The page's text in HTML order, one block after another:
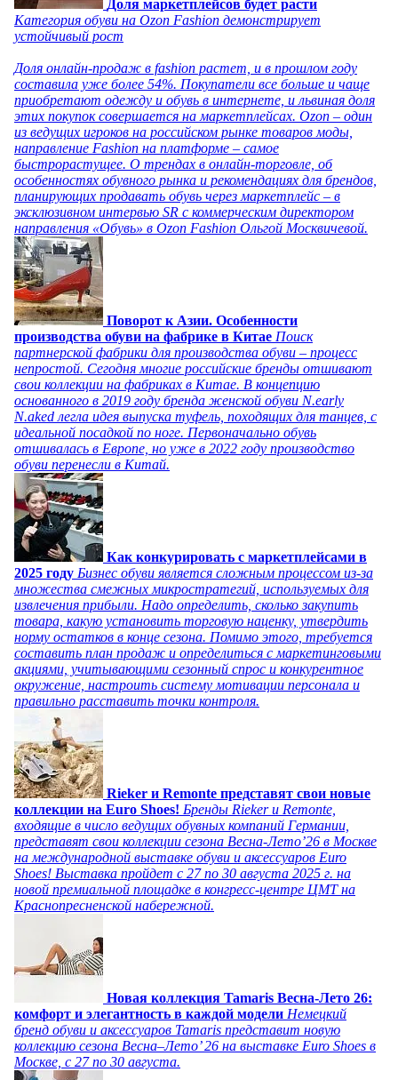
Доля маркетплейсов будет расти
Категория обуви на Ozon Fashion демонстрирует
устойчивый рост
Доля онлайн-продаж в fashion растет, и в прошлом году
составила уже более 54%. Покупатели все больше и чаще
приобретают одежду и обувь в интернете, и львиная доля
этих покупок совершается на маркетплейсах. Ozon – один
из ведущих игроков на российском рынке товаров моды,
направление Fashion на платформе – самое
быстрорастущее. О трендах в онлайн-торговле, об
особенностях обувного рынка и рекомендациях для брендов,
планирующих продавать обувь через маркетплейс – в
эксклюзивном интервью SR с коммерческим директором
направления «Обувь» в Ozon Fashion Ольгой Москвичевой.
Поворот к Азии. Особенности
производства обуви на фабрике в Китае Поиск
партнерской фабрики для производства обуви – процесс
непростой. Сегодня многие российские бренды отшивают
свои коллекции на фабриках в Китае. В концепцию
основанного в 2019 году бренда женской обуви N.early
N.aked легла идея выпуска туфель, походящих для танцев, с
идеальной посадкой по ноге. Первоначально обувь
отшивалась в Европе, но уже в 2022 году производство
обуви перенесли в Китай.
Как конкурировать с маркетплейсами в
2025 году Бизнес обуви является сложным процессом из-за
множества смежных микростратегий, используемых для
извлечения прибыли. Надо определить, сколько закупить
товара, какую установить торговую наценку, утвердить
норму остатков в конце сезона. Помимо этого, требуется
составить план продаж и определиться с маркетинговыми
акциями, учитывающими сезонный спрос и конкурентное
окружение, настроить систему мотивации персонала и
правильно расставить точки контроля.
Rieker и Remonte представят свои новые
коллекции на Euro Shoes! Бренды Rieker и Remonte,
входящие в число ведущих обувных компаний Германии,
представят свои коллекции сезона Весна-Лето’26 в Москве
на международной выставке обуви и аксессуаров Euro
Shoes! Выставка пройдет c 27 по 30 августа 2025 г. на
новой премиальной площадке в конгресс-центре ЦМТ на
Краснопресненской набережной.
Новая коллекция Tamaris Весна-Лето 26:
комфорт и элегантность в каждой модели Немецкий
бренд обуви и аксессуаров Tamaris представит новую
коллекцию сезона Весна–Лето’ 26 на выставке Euro Shoes в
Москве, с 27 по 30 августа.